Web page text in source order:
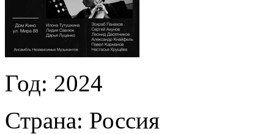
Год: 2024
Страна: Россия